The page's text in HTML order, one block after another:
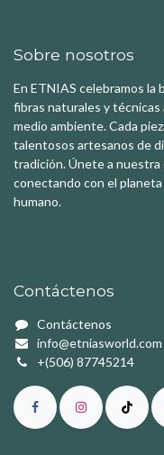
Sobre nosotros
En ETNIAS celebramos la
fibras naturales y
medio ambiente. Cada
talentosos artesanos de
tradición. Únete a
conectando con el
humano.
Contáctenos
Contáctenos
info@etniasworld.com
+(506) 87745214